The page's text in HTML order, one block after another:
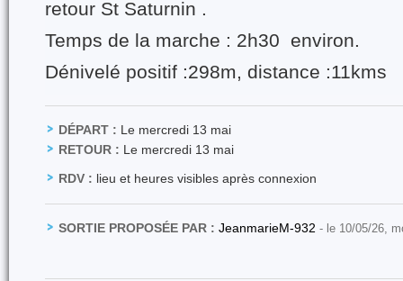
retour St Saturnin .
Temps de la marche : 2h30 environ.
Dénivelé positif :298m, distance :11kms
DÉPART : Le mercredi 13 mai
RETOUR : Le mercredi 13 mai
RDV : lieu et heures visibles après connexion
SORTIE PROPOSÉE PAR : JeanmarieM-932 - le 10/05/26,